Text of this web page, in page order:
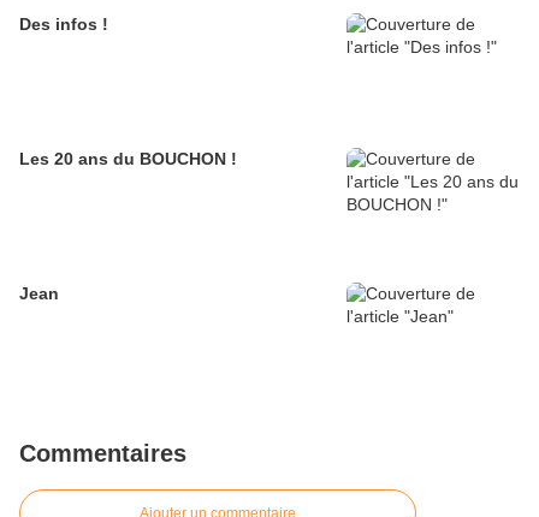
Des infos !
Les 20 ans du BOUCHON !
Jean
Commentaires
Ajouter un commentaire